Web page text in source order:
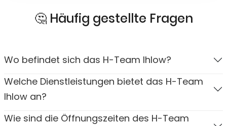
🤔 Häufig gestellte Fragen
Wo befindet sich das H-Team Ihlow?
Welche Dienstleistungen bietet das H-Team
Ihlow an?
Wie sind die Öffnungszeiten des H-Team